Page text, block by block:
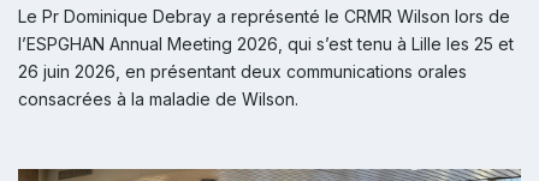
Le Pr Dominique Debray a représenté le CRMR Wilson lors de
l’ESPGHAN Annual Meeting 2026, qui s’est tenu à Lille les 25 et
26 juin 2026, en présentant deux communications orales
consacrées à la maladie de Wilson.